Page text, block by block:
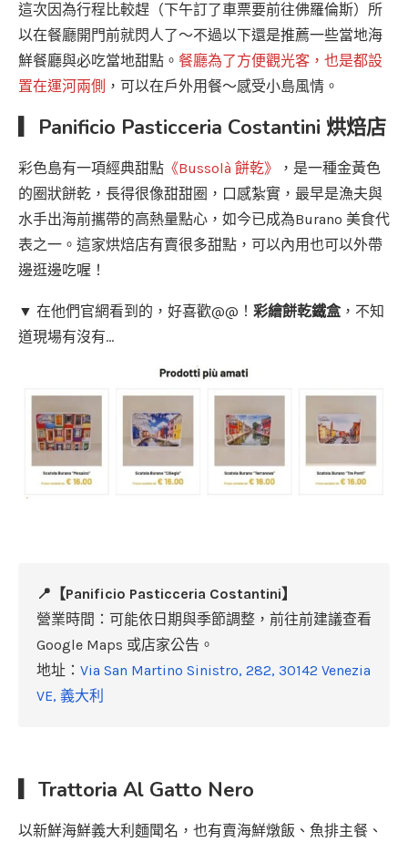
這次因為行程比較趕（下午訂了車票要前往佛羅倫斯）所
以在餐廳開門前就閃人了～不過以下還是推薦一些當地海
鮮餐廳與必吃當地甜點。 餐廳為了方便觀光客，也是都設
置在運河兩側 ，可以在戶外用餐～感受小島風情。
▎Panificio Pasticceria Costantini 烘焙店
彩色島有一項經典甜點 《Bussolà 餅乾》
，是一種金黃色
的圈狀餅乾，長得很像甜甜圈，口感紮實，最早是漁夫與
水手出海前攜帶的高熱量點心，如今已成為Burano 美食代
表之一。這家烘焙店有賣很多甜點，可以內用也可以外帶
邊逛邊吃喔！
▼ 在他們官網看到的，好喜歡@@！ 彩繪餅乾鐵盒，不知
道現場有沒有…
📍【Panificio Pasticceria Costantini】
營業時間：可能依日期與季節調整，前往前建議查看
Google Maps 或店家公告。
地址： Via San Martino Sinistro, 282, 30142 Venezia
VE, 義大利
▎Trattoria Al Gatto Nero
以新鮮海鮮義大利麵聞名，也有賣海鮮燉飯、魚排主餐、